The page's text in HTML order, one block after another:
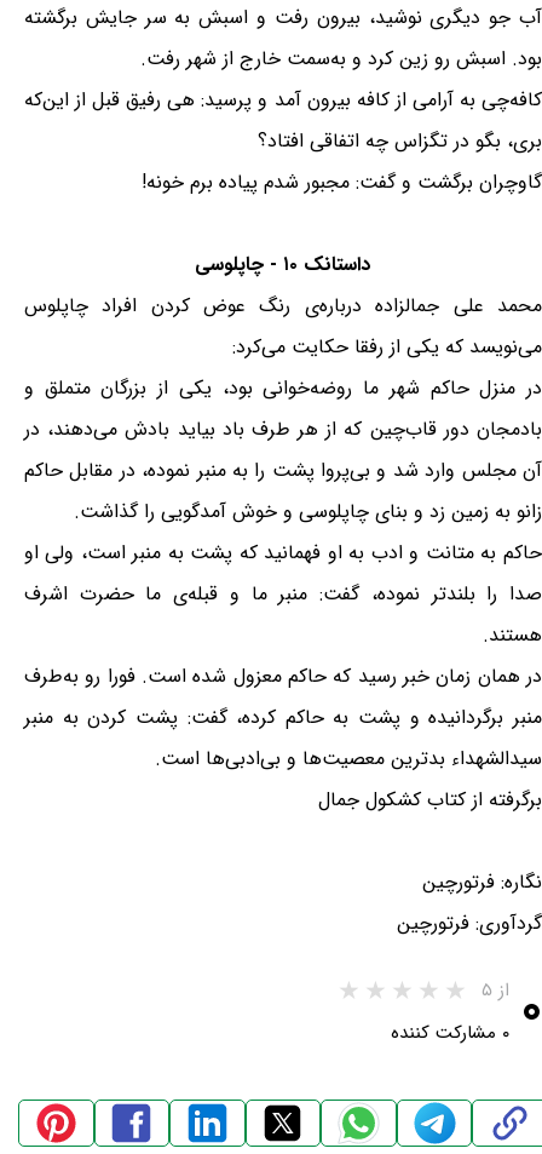
آب جو دیگری نوشید، بیرون رفت و اسبش به سر جایش برگشته
بود. اسبش رو زین کرد و به‌سمت خارج از شهر رفت.
کافه‌چی به آرامی از کافه بیرون آمد و پرسید: هی رفیق قبل از این‌که
بری، بگو در تگزاس چه اتفاقی افتاد؟
گاوچران برگشت و گفت: مجبور شدم پیاده برم خونه!
داستانک ۱۰ - چاپلوسی
محمد علی جمالزاده درباره‌ی رنگ عوض کردن افراد چاپلوس
می‌نویسد که یکی از رفقا حکایت می‌کرد:
در منزل حاکم شهر ما روضه‌خوانی بود، یکی از بزرگان متملق و
بادمجان دور قاب‌چین که از هر طرف باد بیاید بادش می‌دهند، در
آن مجلس وارد شد و بی‌پروا پشت را به منبر نموده، در مقابل حاکم
زانو به زمین زد و بنای چاپلوسی و خوش آمدگویی را گذاشت.
حاکم به متانت و ادب به او فهمانید که پشت به منبر است، ولی او
صدا را بلندتر نموده، گفت: منبر ما و قبله‌ی ما حضرت اشرف
هستند.
در همان زمان خبر رسید که حاکم معزول شده است. فورا رو به‌طرف
منبر برگردانیده و پشت به حاکم کرده، گفت: پشت کردن به منبر
سیدالشهداء بدترین معصیت‌ها و بی‌ادبی‌ها است.
برگرفته از کتاب کشکول جمال
نگاره: فرتورچین
گردآوری: فرتورچین
۰ از ۵
۰ مشارکت کننده